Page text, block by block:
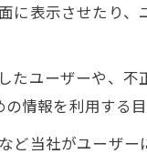
に表示させたり
たユーザーや、
情報を利用する
ど当社がユーザ